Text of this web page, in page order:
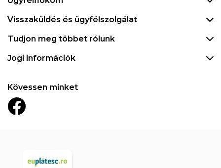
Visszaküldés és ügyfélszolgálat
Tudjon meg többet rólunk
Jogi információk
Kövessen minket